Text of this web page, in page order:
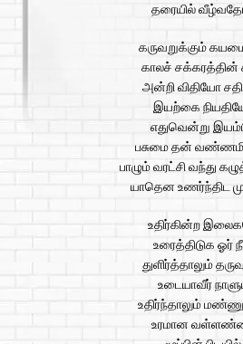
தரையில்
கருவறுக்கும்
காலச் சக்கரத்தின்
அன்றி விதியோ
இயற்கை
எதுவென்று
பசுமை தன்
பாழும் வரட்சி வந்து
யாதென உணர்ந்திட
உதிர்கின்ற
உரைத்திடுக ஓர்
துளிர்த்தாலும்
உடையாவீர்
உதிர்ந்தாலும்
உரமான